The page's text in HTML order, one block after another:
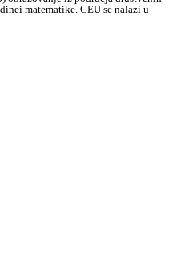
matematike. CEU se nalazi u